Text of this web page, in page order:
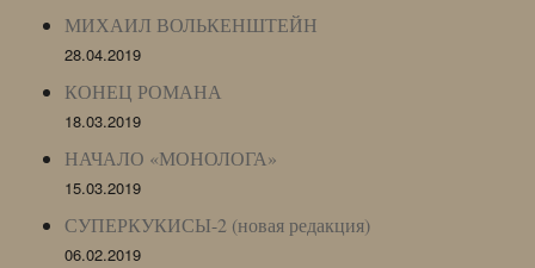
МИХАИЛ ВОЛЬКЕНШТЕЙН
28.04.2019
КОНЕЦ РОМАНА
18.03.2019
НАЧАЛО «МОНОЛОГА»
15.03.2019
СУПЕРКУКИСЫ-2 (новая редакция)
06.02.2019